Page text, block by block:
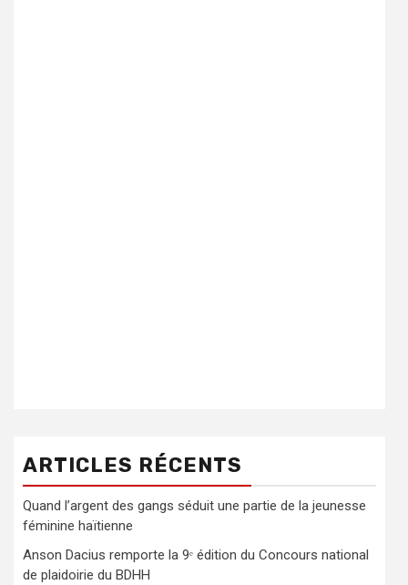
ARTICLES RÉCENTS
Quand l’argent des gangs séduit une partie de la jeunesse
féminine haïtienne
Anson Dacius remporte la 9ᵉ édition du Concours national
de plaidoirie du BDHH